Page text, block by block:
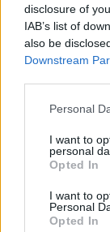
disclosure of
IAB’s list of
also be
Downstream
Personal
I want to
personal
Opted In
I want to
Personal
Opted In
Σύσφιξη
μάτια.
Σώμα
μηρούς,